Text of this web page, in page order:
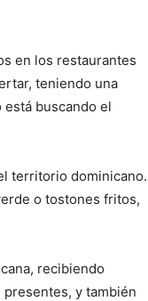
en los restaurantes
teniendo una
buscando el
territorio dominicano.
o tostones fritos,
recibiendo
y también